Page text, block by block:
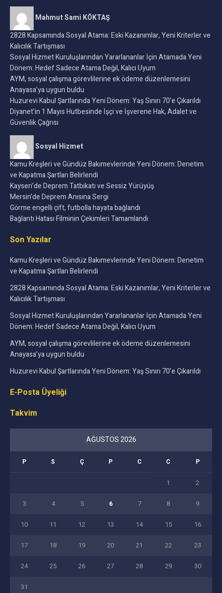
Mahmut Sami KÖKTAŞ
2828 Kapsamında Sosyal Atama: Eski Kazanımlar, Yeni Kriterler ve
Kalıcılık Tartışması
Sosyal Hizmet Kuruluşlarından Yararlananlar İçin Atamada Yeni
Dönem: Hedef Sadece Atama Değil, Kalıcı Uyum
AYM, sosyal çalışma görevlilerine ek ödeme düzenlemesini
Anayasa’ya uygun buldu
Huzurevi Kabul Şartlarında Yeni Dönem: Yaş Sınırı 70’e Çıkarıldı
Diyanet’in 1 Mayıs Hutbesinde İşçi ve İşverene Hak, Adalet ve
Güvenlik Çağrısı
Sosyal Hizmet
Kamu Kreşleri ve Gündüz Bakımevlerinde Yeni Dönem: Denetim
ve Kapatma Şartları Belirlendi
Kayseri’de Deprem Tatbikatı ve Sessiz Yürüyüş
Mersin’de Deprem Anısına Sergi
Görme engelli çift, futbolla hayata bağlandı
Bağlantı Hatası Filminin Çekimleri Tamamlandı
Son Yazılar
Kamu Kreşleri ve Gündüz Bakımevlerinde Yeni Dönem: Denetim
ve Kapatma Şartları Belirlendi
2828 Kapsamında Sosyal Atama: Eski Kazanımlar, Yeni Kriterler ve
Kalıcılık Tartışması
Sosyal Hizmet Kuruluşlarından Yararlananlar İçin Atamada Yeni
Dönem: Hedef Sadece Atama Değil, Kalıcı Uyum
AYM, sosyal çalışma görevlilerine ek ödeme düzenlemesini
Anayasa’ya uygun buldu
Huzurevi Kabul Şartlarında Yeni Dönem: Yaş Sınırı 70’e Çıkarıldı
E-Posta Üyeliği
Takvim
AĞUSTOS 2026
P S Ç P C C P
1 2
3 4 5 6 7 8 9
10 11 12 13 14 15 16
17 18 19 20 21 22 23
24 25 26 27 28 29 30
31